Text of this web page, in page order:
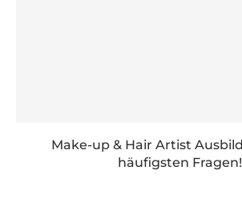
Make-up & Hair Artist
häufigsten Fragen!